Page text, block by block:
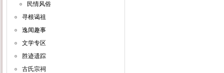
民情风俗
寻根谒祖
逸闻趣事
文学专区
胜迹遗踪
古氏宗祠